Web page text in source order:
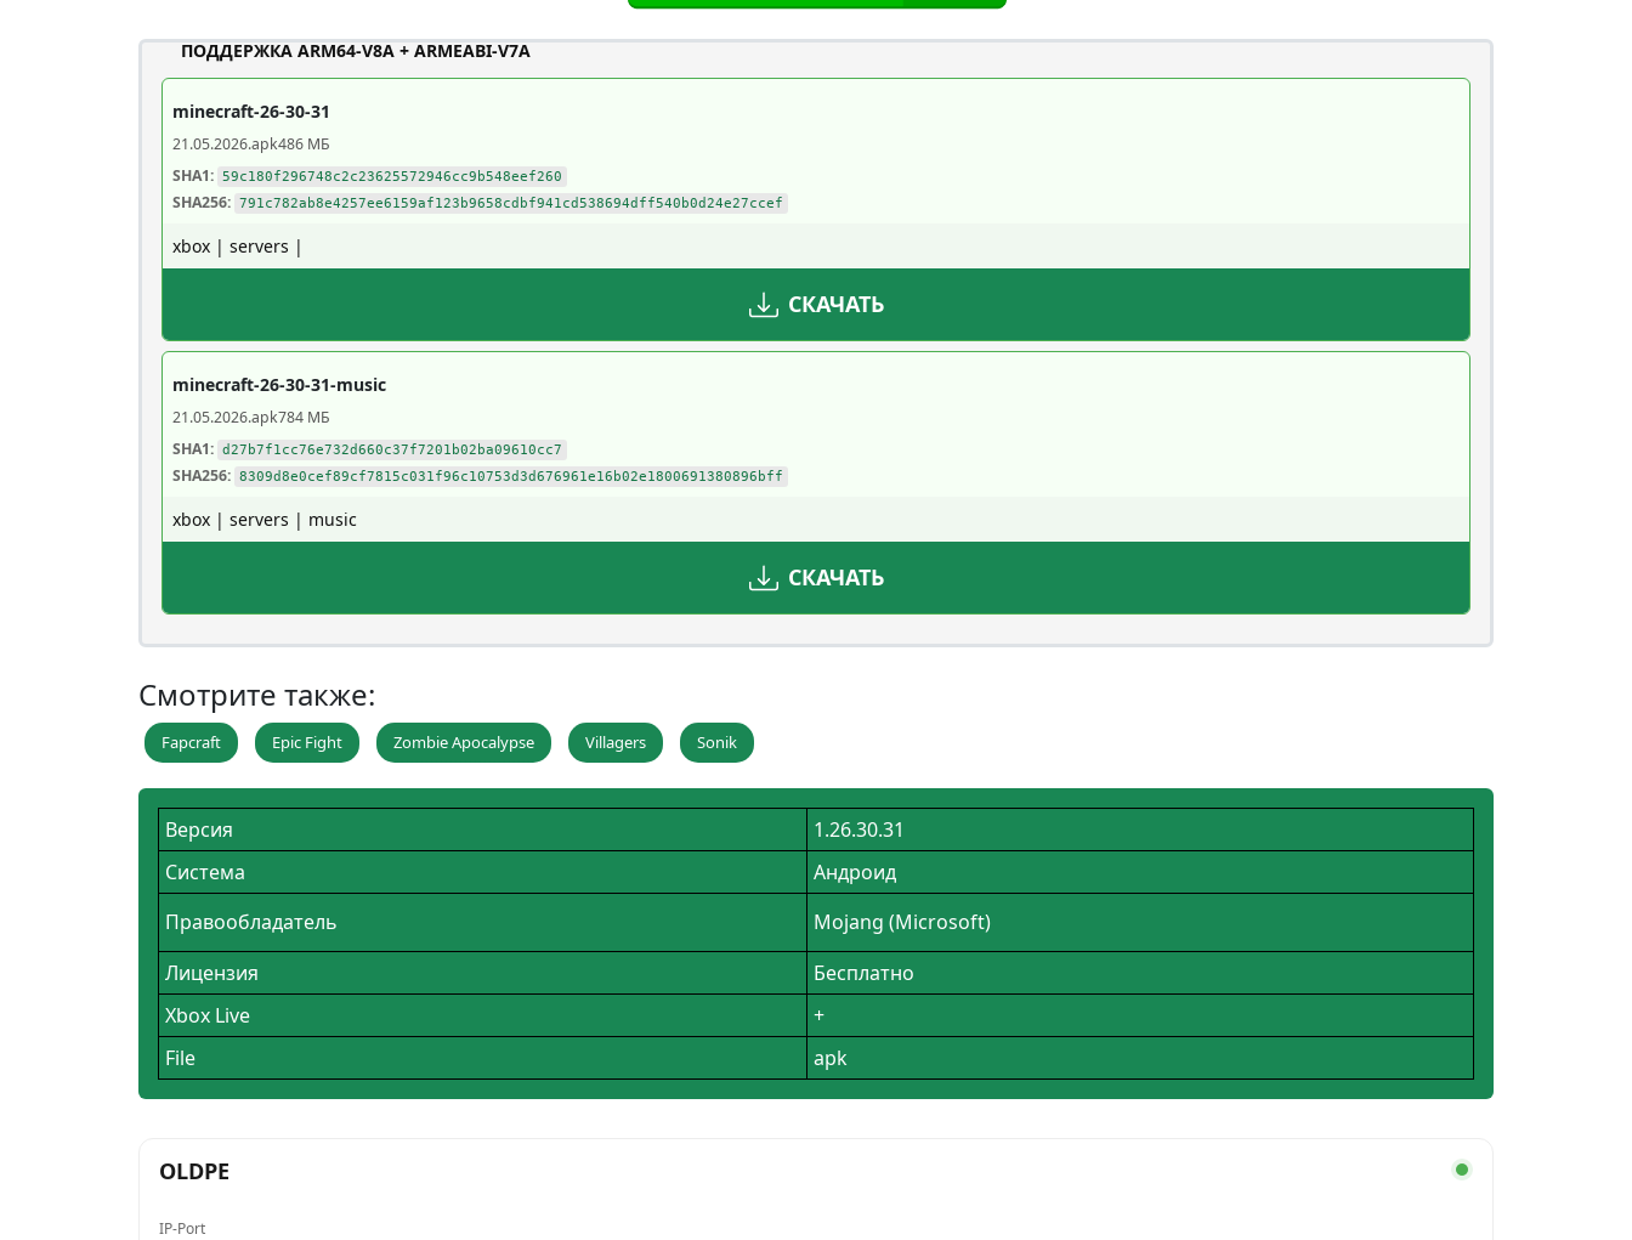
ПОДДЕРЖКА ARM64-V8A + ARMEABI-V7A
minecraft-26-30-31
21.05.2026.apk486 МБ
SHA1: 59c180f296748c2c23625572946cc9b548eef260
SHA256: 791c782ab8e4257ee6159af123b9658cdbf941cd538694dff540b0d24e27ccef
xbox | servers |
СКАЧАТЬ
minecraft-26-30-31-music
21.05.2026.apk784 МБ
SHA1: d27b7f1cc76e732d660c37f7201b02ba09610cc7
SHA256: 8309d8e0cef89cf7815c031f96c10753d3d676961e16b02e1800691380896bff
xbox | servers | music
СКАЧАТЬ
Смотрите также:
Fapcraft Epic Fight Zombie Apocalypse Villagers Sonik
Версия
1.26.30.31
Система
Андроид
Правообладатель
Mojang (Microsoft)
Лицензия
Бесплатно
Xbox Live
+
File
apk
OLDPE
IP-Port